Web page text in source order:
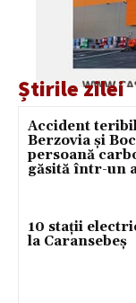
Știrile zilei
Accident
Berzovia și
persoană
găsită într-un
10 stații
la Caransebeș